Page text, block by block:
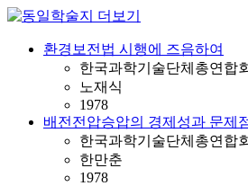
환경보전법 시행에 즈음하여
한국과학기술단체총연합회
노재식
1978
배전전압승압의 경제성과 문제
한국과학기술단체총연합회
한만춘
1978